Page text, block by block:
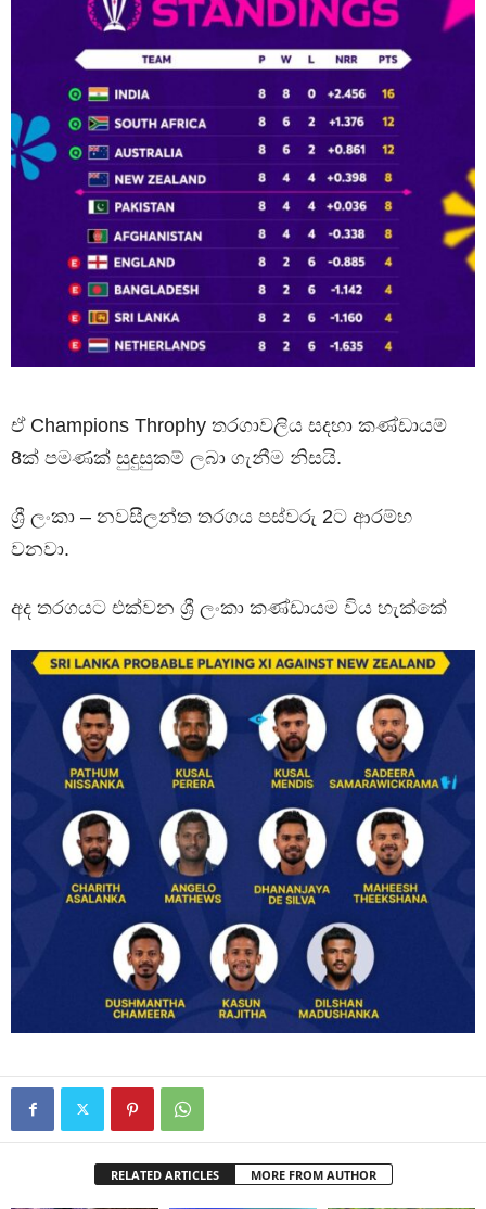
ඒ Champions Throphy තරගාවලිය සදහා කණ්ඩායම්
8ක් පමණක් සුදුසුකම් ලබා ගැනීම නිසයි.
ශ්‍රී ලංකා – නවසීලන්ත තරගය පස්වරු 2ට ආරම්භ
වනවා.
අද තරගයට එක්වන ශ්‍රී ලංකා කණ්ඩායම විය හැක්කේ
RELATED ARTICLES MORE FROM AUTHOR